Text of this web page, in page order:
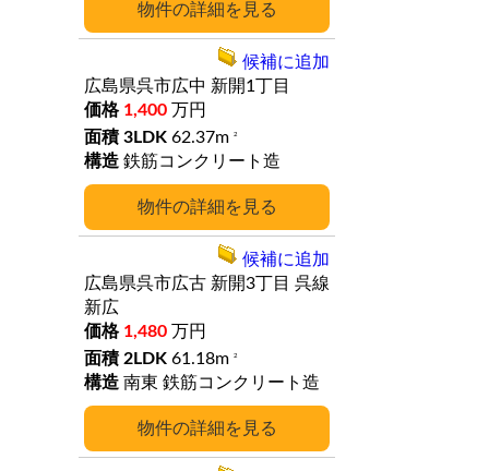
詳細
詳細
広島県呉市広中 新開1丁目
1,400 万円
3LDK 62.37m 2
鉄筋コンクリート造
候補に追加
詳細
広島県呉市広古 新開3丁目 呉線
新広
1,480 万円
2LDK 61.18m 2
南東 鉄筋コンクリート造
候補に追加